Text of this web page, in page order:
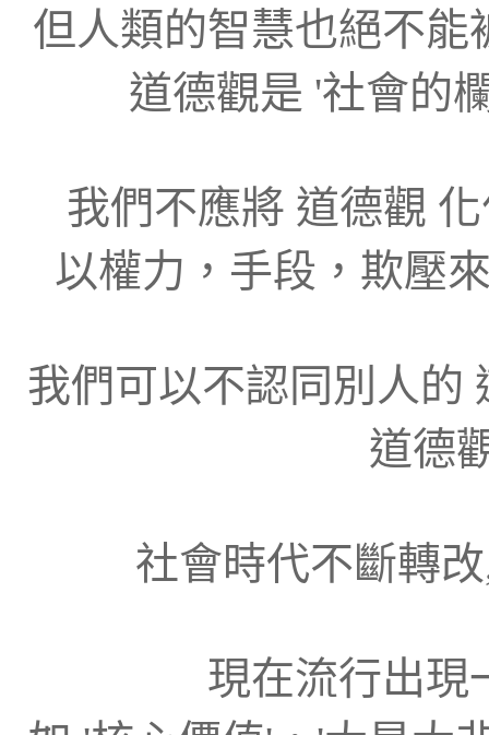
但人類的智慧也絕不能
道德觀是 '社會的
我們不應將 道德觀
以權力，手段，欺壓
我們可以不認同別人的
道德
社會時代不斷轉
現在流行出現